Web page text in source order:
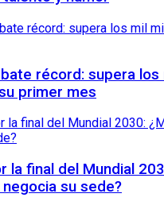
récord: supera los
primer mes
la final del Mundial
su sede?